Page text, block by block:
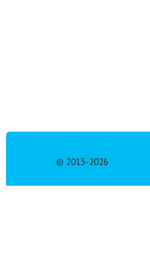
© 2013-2026